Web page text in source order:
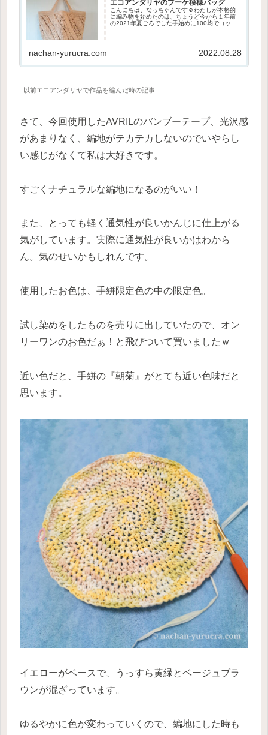
エコアンダリヤのブーケ模様バッグ
こんにちは、なっちゃんです☺わたしが本格的
に編み物を始めたのは、ちょうど今から１年前
の2021年夏ごろでした手始めに100均でコット
nachan-yurucra.com 2022.08.28
以前エコアンダリヤで作品を編んだ時の記事
さて、今回使用したAVRILのバンブーテープ、光沢感
があまりなく、編地がテカテカしないのでいやらし
い感じがなくて私は大好きです。
すごくナチュラルな編地になるのがいい！
また、とっても軽く通気性が良いかんじに仕上がる
気がしています。実際に通気性が良いかはわから
ん。気のせいかもしれんです。
使用したお色は、手絣限定色の中の限定色。
試し染めをしたものを売りに出していたので、オン
リーワンのお色だぁ！と飛びついて買いましたｗ
近い色だと、手絣の『朝菊』がとても近い色味だと
思います。
イエローがベースで、うっすら黄緑とベージュブラ
ウンが混ざっています。
ゆるやかに色が変わっていくので、編地にした時も